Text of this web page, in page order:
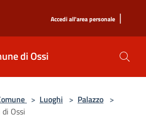
Accedi all'area personale |
di Ossi
> Luoghi > Palazzo >
Ossi